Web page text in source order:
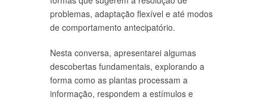
problemas, adaptação flexível e até modos
de comportamento antecipatório.
Nesta conversa, apresentarei algumas
descobertas fundamentais, explorando a
forma como as plantas processam a
informação, respondem a estímulos e